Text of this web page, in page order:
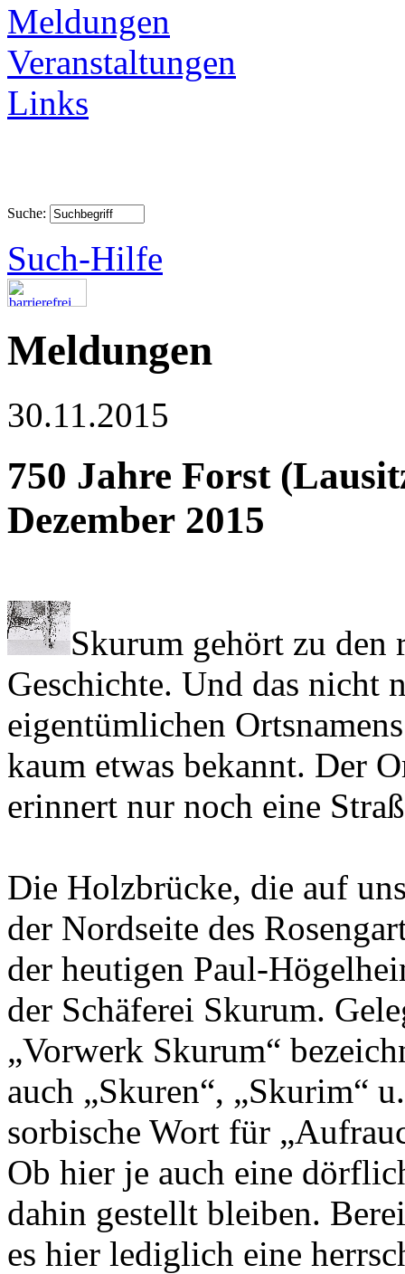
Meldungen
Veranstaltungen
Links
Suche:
Such-Hilfe
Meldungen
30.11.2015
750 Jahre Forst
Dezember 2015
Skurum gehört zu den
Geschichte. Und das nicht
eigentümlichen
kaum etwas bekannt. Der
erinnert nur noch eine
Die Holzbrücke, die auf
der Nordseite des
der heutigen Paul-
der Schäferei Skurum.
„Vorwerk Skurum“
auch „Skuren“, „Skurim“
sorbische Wort für
Ob hier je auch eine
dahin gestellt bleiben.
es hier lediglich eine